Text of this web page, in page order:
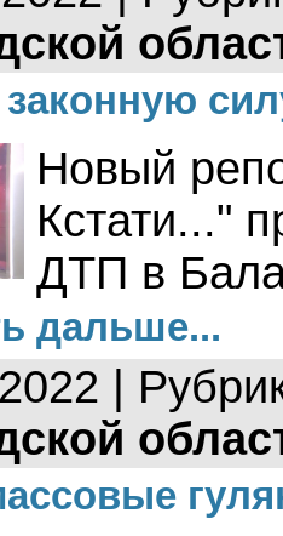
Новый
Кстати..."
ДТП в
дальше...
|